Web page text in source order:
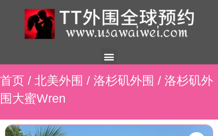
首页 / 北美外围 / 洛杉矶外围 / 洛杉矶外
围大蜜Wren